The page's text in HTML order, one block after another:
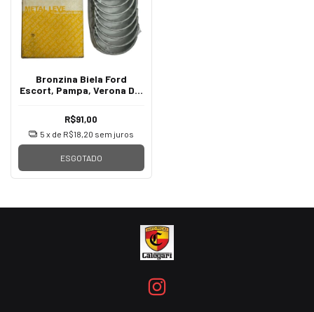
Bronzina Biela Ford
Escort, Pampa, Verona Del
SBB223J 0,50 spa
R$91,00
5 x de R$18,20 sem juros
ESGOTADO